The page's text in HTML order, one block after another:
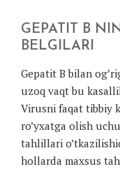
GEPATIT B
BELGILARI
Gepatit B bilan
uzoq vaqt bu
Virusni faqat tibbiy
ro’yxatga olish
tahlillari
hollarda maxsus